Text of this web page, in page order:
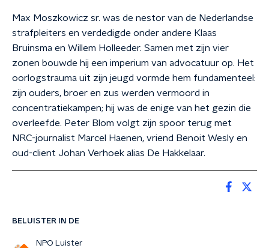
BELUISTER IN DE
NPO Luister
Max Moszkowicz sr. was de nestor van de Nederlandse
strafpleiters en verdedigde onder andere Klaas
Bruinsma en Willem Holleeder. Samen met zijn vier
zonen bouwde hij een imperium van advocatuur op. Het
oorlogstrauma uit zijn jeugd vormde hem fundamenteel:
zijn ouders, broer en zus werden vermoord in
concentratiekampen; hij was de enige van het gezin die
overleefde. Peter Blom volgt zijn spoor terug met
NRC-journalist Marcel Haenen, vriend Benoit Wesly en
oud-client Johan Verhoek alias De Hakkelaar.